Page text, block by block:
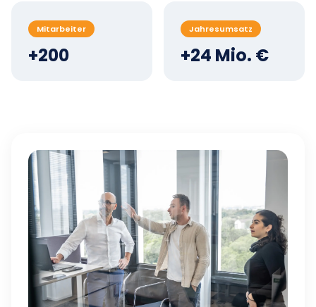
Mitarbeiter
+200
Jahresumsatz
+24 Mio. €